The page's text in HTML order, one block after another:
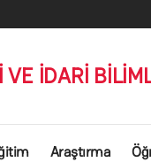
VE İDARİ
Araştırma